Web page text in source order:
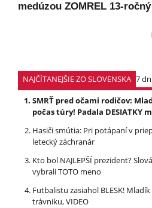
medúzou ZOMREL 13-
NAJČÍTANEJŠIE ZO SLOVENSKA 7
SMRŤ pred očami rodičov:
počas túry! Padala DESIATKY
Hasiči smútia: Pri potápaní v
letecký záchranár
Kto bol NAJLEPŠÍ prezident?
vybrali TOTO meno
Futbalistu zasiahol BLESK!
trávniku, VIDEO